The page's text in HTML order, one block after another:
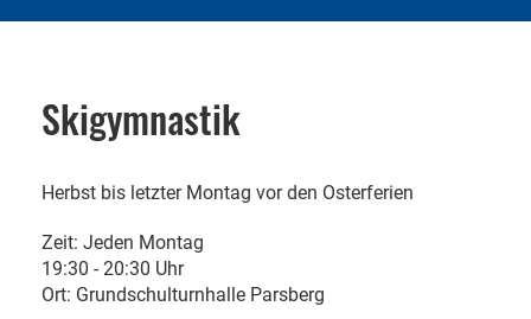
Skigymnastik
Herbst bis letzter Montag vor den Osterferien
Zeit: Jeden Montag
19:30 - 20:30 Uhr
Ort: Grundschulturnhalle Parsberg